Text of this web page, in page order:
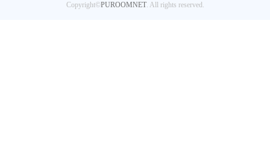
Copyright©PUROOMNET. All rights reserved.